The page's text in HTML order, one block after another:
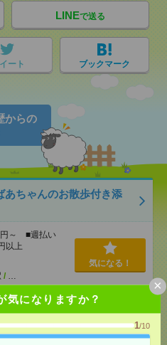
気になりますか？
1/10
×
LINEで送る
ート ブックマーク
からの
あちゃんのお散歩付き添
円～ ■週払い
以上
/ …
気になる！
んぽ組合での適用＆給付